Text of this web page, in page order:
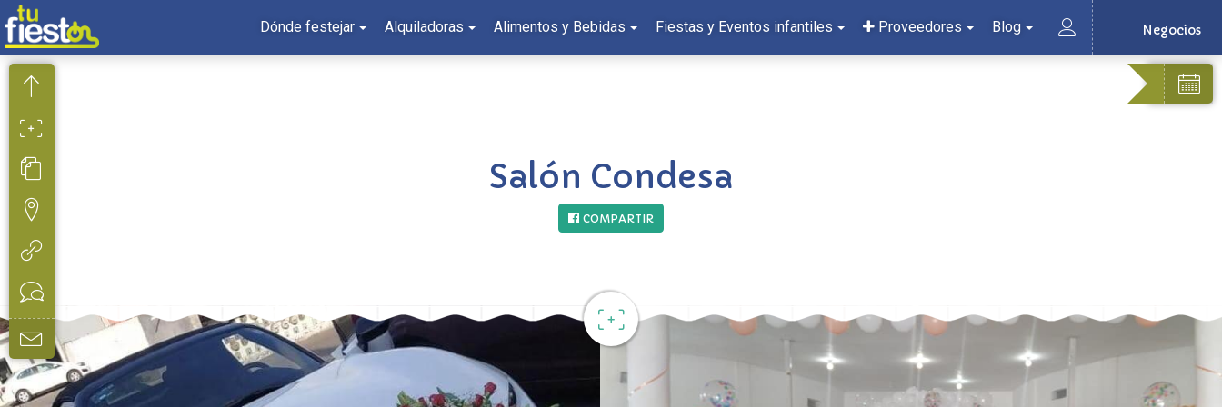
Negocios
Dónde festejar Alquiladoras Alimentos y Bebidas Fiestas y Eventos infantiles Proveedores Blog
Salón Condesa
COMPARTIR